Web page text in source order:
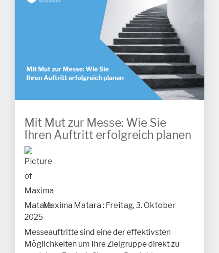
Mit Mut zur Messe: Wie Sie
Ihren Auftritt erfolgreich planen
Maxima Matara : Freitag, 3. Oktober
2025
Messeauftritte sind eine der effektivsten
Möglichkeiten um Ihre Zielgruppe direkt zu